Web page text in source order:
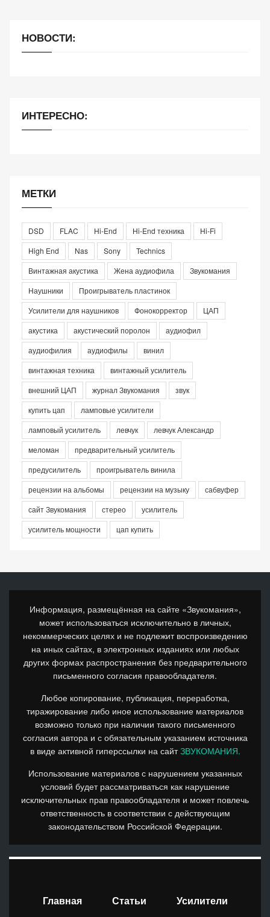
НОВОСТИ:
ИНТЕРЕСНО:
МЕТКИ
DSD FLAC Hi-End Hi-End техника
Hi-Fi
High End
Nas Sony
Technics
Винтажная акустика
Жена аудиофила
Звукомания
Наушники
Проигрыватель пластинок
Усилители для наушников
Фонокорректор
ЦАП
акустика
акустический поролон
аудиофил
аудиофилия
аудиофилы
винил
винтажная техника
винтажный усилитель
внешний ЦАП
журнал Звукомания
звук
купить цап
ламповые усилители
ламповый усилитель
левчук
левчук Александр
меломан
предварительный усилитель
предусилитель
проигрыватель винила
рецензии на альбомы
рецензии на музыку
сабвуфер
сайт Звукомания
стерео
усилитель
усилитель мощности
цап купить
Информация, размещённая на сайте «Звукомания»,
может использоваться исключительно в личных,
некоммерческих целях и не подлежит воспроизведению
на иных сайтах, в электронных изданиях или любых
других формах распространения без предварительного
письменного согласия правообладателя.
Любое копирование, публикация, переработка,
тиражирование либо иное использование материалов
возможно только при наличии такого письменного
согласия автора и с обязательным указанием источника
в виде активной гиперссылки на сайтЗВУКОМАНИЯ.
Использование материалов с нарушением указанных
условий будет рассматриваться как нарушение
исключительных прав правообладателя и может повлечь
ответственность в соответствии с действующим
законодательством Российской Федерации.
Главная Статьи
Усилители